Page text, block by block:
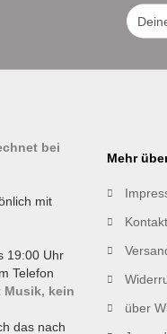
bei
mit
19:00 Uhr
Telefon
Musik, kein
das nach
Mehr
über